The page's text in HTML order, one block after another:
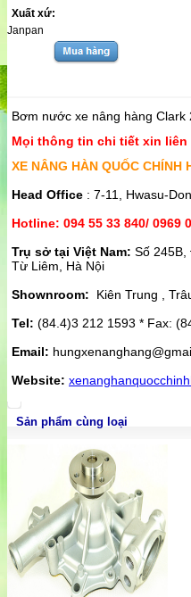
Xuất xứ:
Janpan
Bơm nước xe nâng hàng Clark
Mọi thông tin chi tiết xin liên
XE NÂNG HÀN QUỐC CHÍNH
Head Office : 7-11, Hwasu-
Hotline: 094 55 33 840/ 0969
Trụ sở tại Việt Nam: Số 245B,
Từ Liêm, Hà Nội
Shownroom: Kiên Trung ,
Tel: (84.4)3 212 1593 * Fax:
Email:
Website:
Sản phẩm cùng loại